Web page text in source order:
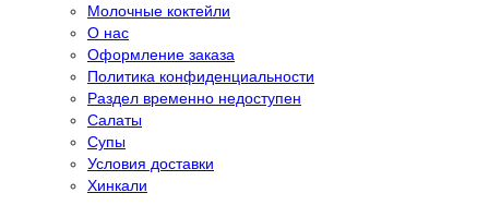
Молочные коктейли
О нас
Оформление заказа
Политика конфиденциальности
Раздел временно недоступен
Салаты
Супы
Условия доставки
Хинкали